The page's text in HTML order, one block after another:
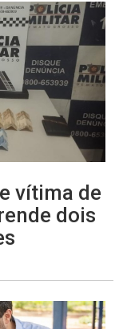
vítima de
dois